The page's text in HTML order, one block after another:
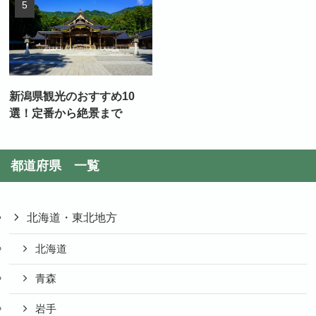
新潟県観光のおすすめ10
選！定番から絶景まで
都道府県 一覧
北海道・東北地方
北海道
青森
岩手